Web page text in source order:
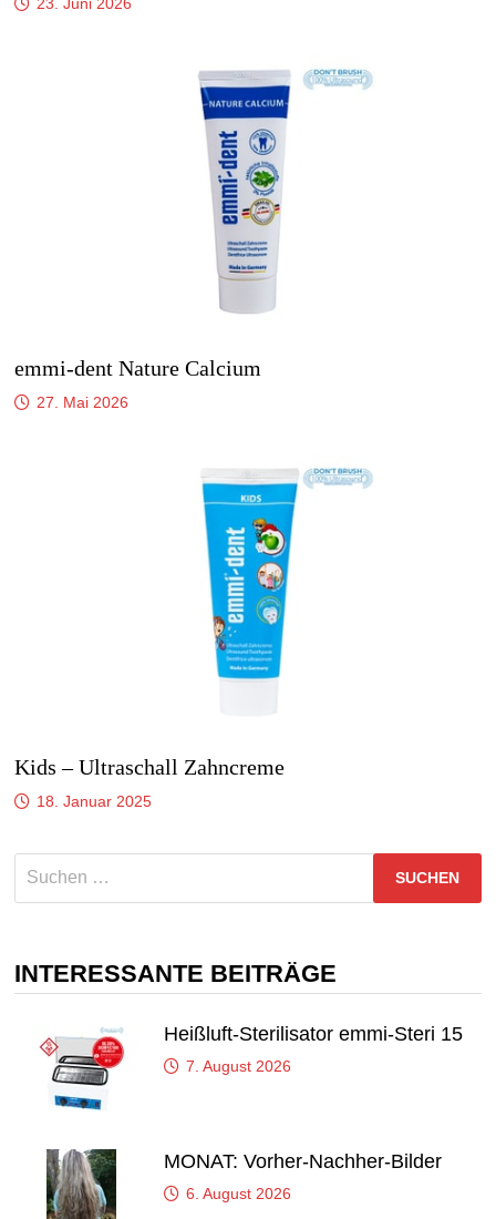
emmi-dent Nature Calcium
27. Mai 2026
Kids – Ultraschall Zahncreme
18. Januar 2025
INTERESSANTE BEITRÄGE
Heißluft-Sterilisator emmi-Steri 15
7. August 2026
MONAT: Vorher-Nachher-Bilder
6. August 2026